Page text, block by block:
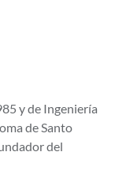
y de Ingeniería
de Santo
del